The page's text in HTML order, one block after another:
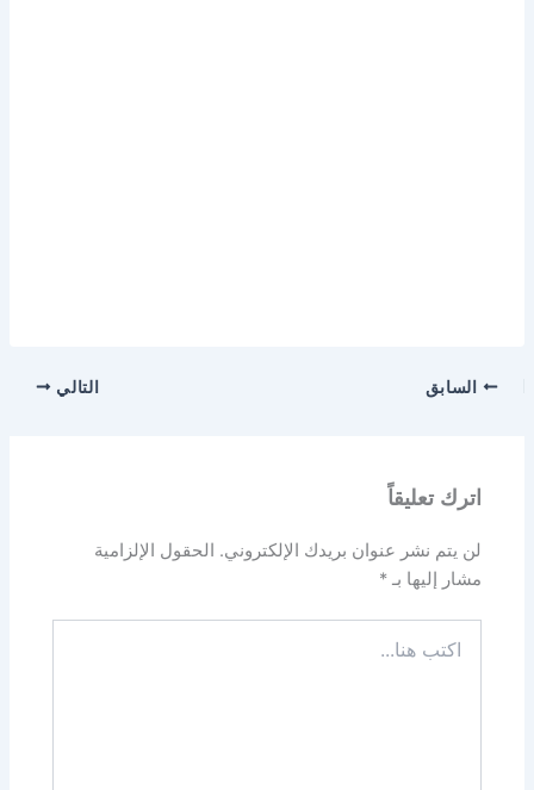
السابق التالي
اترك تعليقاً
لن يتم نشر عنوان بريدك الإلكتروني.
الحقول الإلزامية
مشار إليها بـ*
هنا...